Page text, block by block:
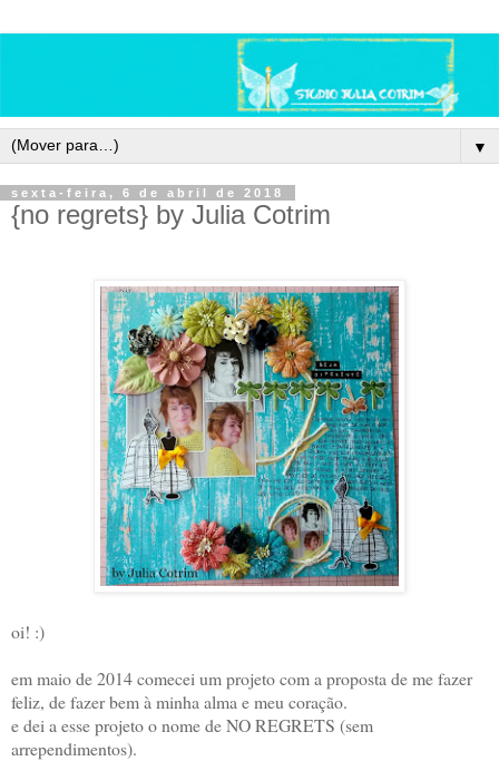
▼
sexta-feira, 6 de abril de 2018
{no regrets} by Julia Cotrim
oi! :)
em maio de 2014 comecei um projeto com a proposta de me fazer
feliz, de fazer bem à minha alma e meu coração.
e dei a esse projeto o nome de NO REGRETS (sem
arrependimentos).